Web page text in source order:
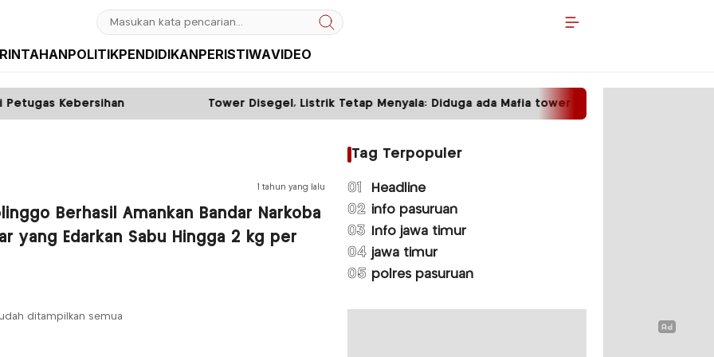
POLITIKPENDIDIKANPERISTIWAVIDEO
Kebersihan Tower Disegel, Listrik Tetap Menyala: Diduga ada Mafia tower
1 tahun yang lalu
Berhasil Amankan Bandar Narkoba
yang Edarkan Sabu Hingga 2 kg per
ditampilkan semua
Tag Terpopuler
01 Headline
02 info pasuruan
03 Info jawa timur
04 jawa timur
05 polres pasuruan